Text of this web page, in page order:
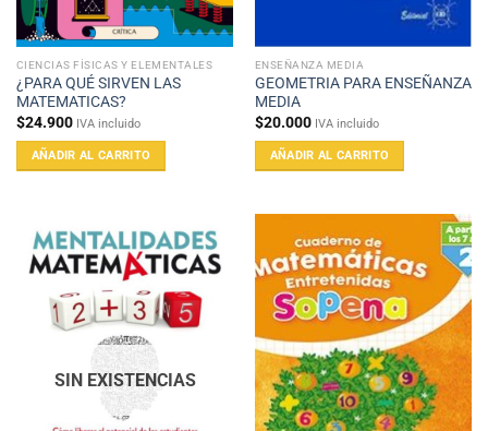
CIENCIAS FÍSICAS Y ELEMENTALES
¿PARA QUÉ SIRVEN LAS
MATEMATICAS?
$24.900 IVA incluido
AÑADIR AL CARRITO
ENSEÑANZA MEDIA
GEOMETRIA PARA ENSEÑANZA
MEDIA
$20.000 IVA incluido
AÑADIR AL CARRITO
SIN EXISTENCIAS